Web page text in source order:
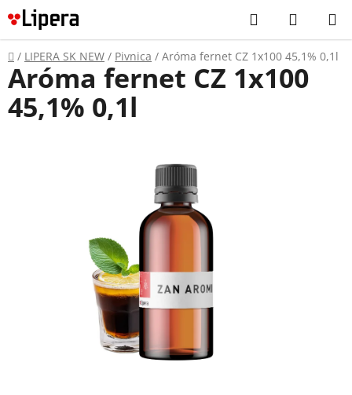
Prejsť
na
obsah
Hľadať
KOŠÍK
Domov
/ LIPERA SK NEW / Pivnica / Aróma fernet CZ 1x100 45,1% 0,1l
Aróma fernet CZ 1x100
45,1% 0,1l